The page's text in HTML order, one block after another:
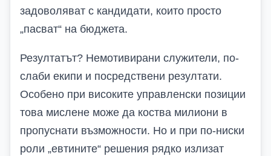
задоволяват с кандидати, които просто
„пасват“ на бюджета.
Резултатът? Немотивирани служители, по-
слаби екипи и посредствени резултати.
Особено при високите управленски позиции
това мислене може да коства милиони в
пропуснати възможности. Но и при по-ниски
роли „евтините“ решения рядко излизат